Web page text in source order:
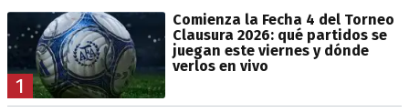
1
Comienza la Fecha 4 del Torneo
Clausura 2026: qué partidos se
juegan este viernes y dónde
verlos en vivo